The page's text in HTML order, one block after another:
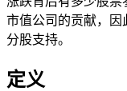
市值公司的贡献，因
分股支持。
定义